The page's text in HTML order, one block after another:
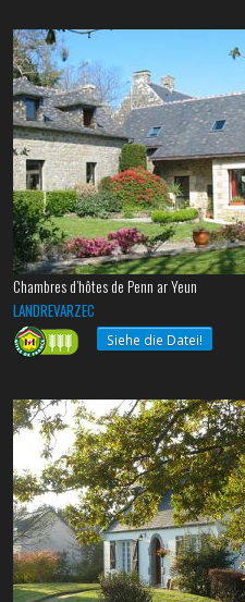
Chambres d’hôtes de Penn ar Yeun
LANDREVARZEC
Siehe die Datei!